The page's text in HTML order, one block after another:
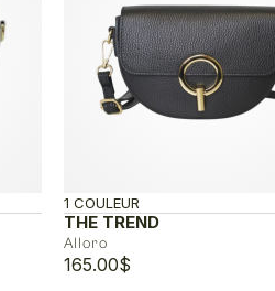
THE TREND
Alloro
1 COULEUR
165.00$